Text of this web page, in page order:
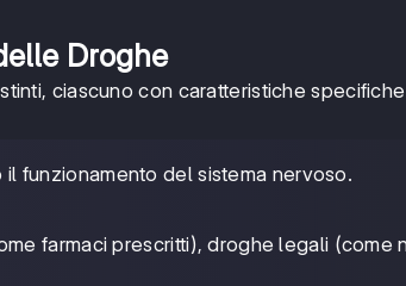
Droghe
ciascuno con caratteristiche
funzionamento del sistema nervoso.
farmaci prescritti), droghe legali (come